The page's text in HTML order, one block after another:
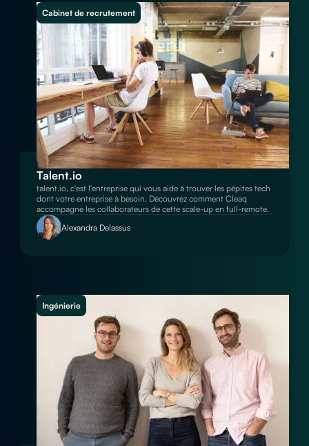
Cabinet de recrutement
Talent.io
talent.io, c'est l'entreprise qui vous aide à trouver les pépites tech
dont votre entreprise à besoin. Découvrez comment Cleaq
accompagne les collaborateurs de cette scale-up en full-remote.
Alexandra Delassus
Ingénierie